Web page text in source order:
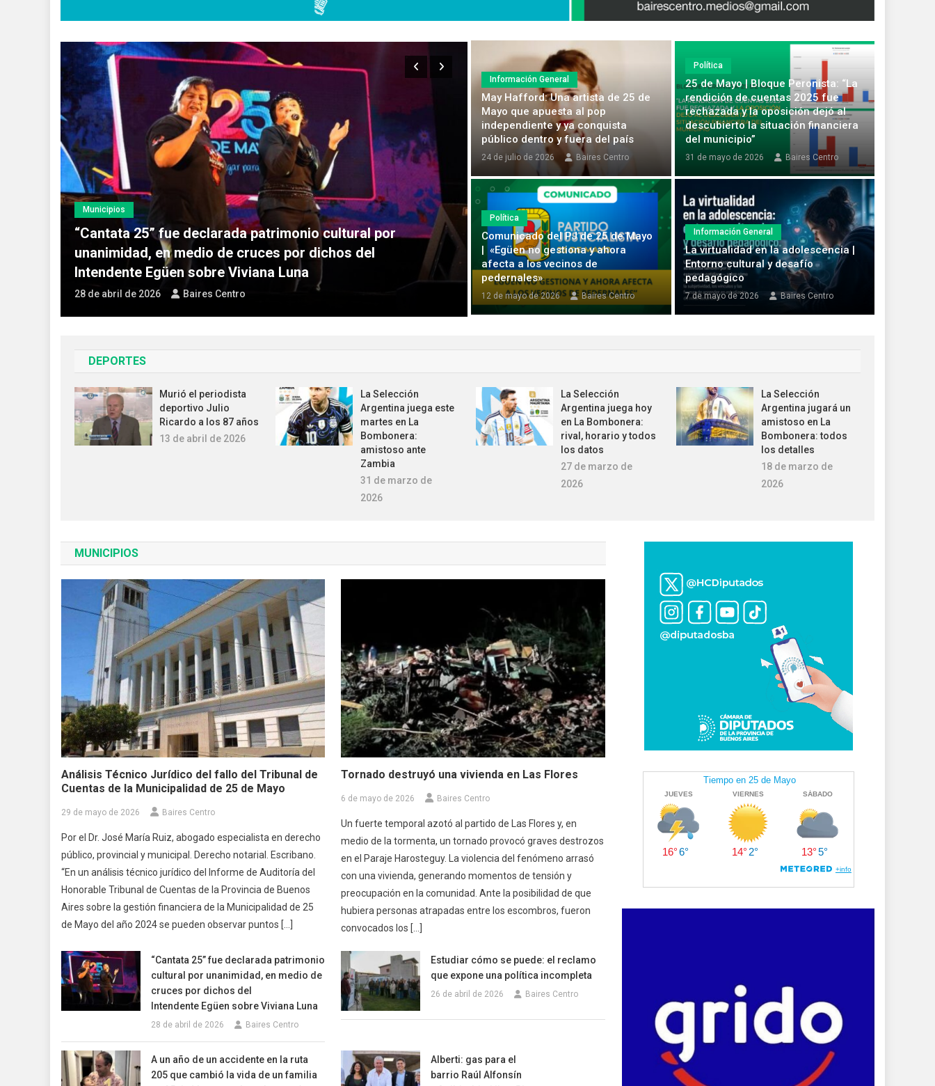
Municipios
“Cantata 25” fue declarada patrimonio cultural por
unanimidad, en medio de cruces por dichos del
Intendente Egüen sobre Viviana Luna
28 de abril de 2026 Baires Centro
Municipios
Estudiar cómo se puede: el reclamo que expone una
política incompleta
26 de abril de 2026 Baires Centro
Información General
May Hafford: Una artista de 25 de
Mayo que apuesta al pop
independiente y ya conquista
público dentro y fuera del país
24 de julio de 2026 Baires Centro
Política
25 de Mayo | Bloque Peronista: “La
rendición de cuentas 2025 fue
rechazada y la oposición dejó al
descubierto la situación financiera
del municipio”
31 de mayo de 2026 Baires Centro
Política
Comunicado del PJ de 25 de Mayo
| «Egüen no gestiona y ahora
afecta a los vecinos de
pedernales»
12 de mayo de 2026 Baires Centro
Información General
La virtualidad en la adolescencia |
Entorno cultural y desafío
pedagógico
7 de mayo de 2026 Baires Centro
DEPORTES
Murió el periodista
deportivo Julio
Ricardo a los 87 años
13 de abril de 2026
La Selección
Argentina juega este
martes en La
Bombonera:
amistoso ante
Zambia
31 de marzo de
2026
La Selección
Argentina juega hoy
en La Bombonera:
rival, horario y todos
los datos
27 de marzo de
2026
La Selección
Argentina jugará un
amistoso en La
Bombonera: todos
los detalles
18 de marzo de
2026
MUNICIPIOS
Análisis Técnico Jurídico del fallo del Tribunal de
Cuentas de la Municipalidad de 25 de Mayo
29 de mayo de 2026 Baires Centro
Por el Dr. José María Ruiz, abogado especialista en derecho
público, provincial y municipal. Derecho notarial. Escribano.
“En un análisis técnico jurídico del Informe de Auditoría del
Honorable Tribunal de Cuentas de la Provincia de Buenos
Aires sobre la gestión financiera de la Municipalidad de 25
de Mayo del año 2024 se pueden observar puntos […]
Tornado destruyó una vivienda en Las Flores
6 de mayo de 2026 Baires Centro
Un fuerte temporal azotó al partido de Las Flores y, en
medio de la tormenta, un tornado provocó graves destrozos
en el Paraje Harosteguy. La violencia del fenómeno arrasó
con una vivienda, generando momentos de tensión y
preocupación en la comunidad. Ante la posibilidad de que
hubiera personas atrapadas entre los escombros, fueron
convocados los […]
“Cantata 25” fue declarada patrimonio
cultural por unanimidad, en medio de
cruces por dichos del
Intendente Egüen sobre Viviana Luna
28 de abril de 2026 Baires Centro
Estudiar cómo se puede: el reclamo
que expone una política incompleta
26 de abril de 2026 Baires Centro
A un año de un accidente en la ruta
205 que cambió la vida de un familia
Alberti: gas para el
barrio Raúl Alfonsín